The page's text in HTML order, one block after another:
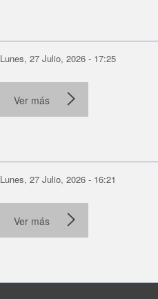
Lunes, 27 Julio, 2026 - 17:25
Ver más
Lunes, 27 Julio, 2026 - 16:21
Ver más